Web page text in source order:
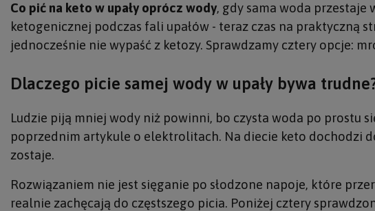
Co pić na keto w upały oprócz wody, gdy sama woda
ketogenicznej podczas fali upałów - teraz czas na praktyczną
jednocześnie nie wypaść z ketozy. Sprawdzamy cztery opcje:
Dlaczego picie samej wody w upały bywa
Ludzie piją mniej wody niż powinni, bo czysta woda po prostu
poprzednim artykule o elektrolitach. Na diecie keto dochodzi
zostaje.
Rozwiązaniem nie jest sięganie po słodzone napoje, które
realnie zachęcają do częstszego picia. Poniżej cztery